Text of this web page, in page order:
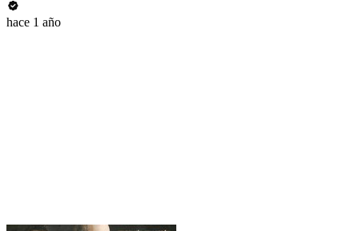
hace 1 año